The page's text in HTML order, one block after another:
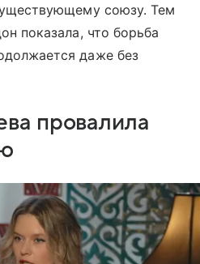
союзу. Тем
показала, что борьба
даже без
провалила